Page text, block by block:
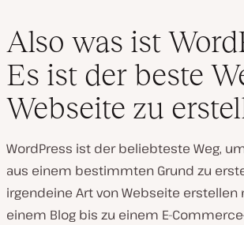
Also was ist
Es ist der beste
Webseite zu
WordPress ist der beliebteste Weg,
aus einem bestimmten Grund zu
irgendeine Art von Webseite
einem Blog bis zu einem E-